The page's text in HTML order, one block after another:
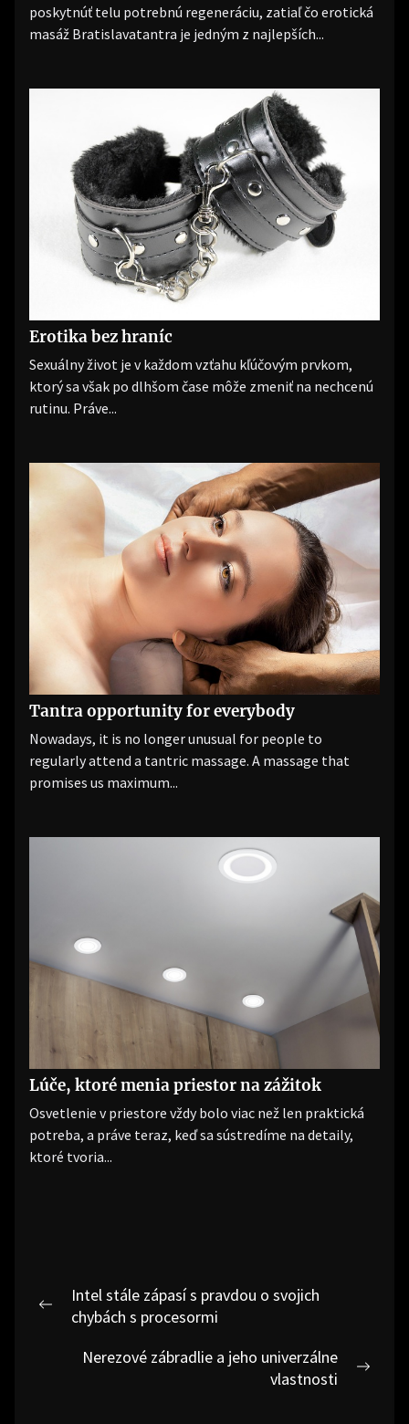
poskytnúť telu potrebnú regeneráciu, zatiaľ čo erotická
masáž Bratislavatantra je jedným z najlepších...
Erotika bez hraníc
Sexuálny život je v každom vzťahu kľúčovým prvkom,
ktorý sa však po dlhšom čase môže zmeniť na nechcenú
rutinu. Práve...
Tantra opportunity for everybody
Nowadays, it is no longer unusual for people to
regularly attend a tantric massage. A massage that
promises us maximum...
Lúče, ktoré menia priestor na zážitok
Osvetlenie v priestore vždy bolo viac než len praktická
potreba, a práve teraz, keď sa sústredíme na detaily,
ktoré tvoria...
Navigace
pro
příspěvek
Previous
Intel stále zápasí s pravdou o svojich
chybách s procesormi
Nerezové zábradlie a jeho univerzálne
vlastnosti